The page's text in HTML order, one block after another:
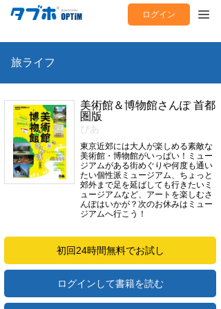
ログイン
旅ライフ
美術館＆博物館さんぽ 首都
圏版
ぴあ
東京近郊には大人が楽しめる素敵な
美術館・博物館がいっぱい！ミュー
ジアムがある街めぐりや何度も通い
たい個性派ミュージアム、ちょっと
郊外まで足を延ばしても行きたいミ
ュージアムなど、アートを楽しむさ
んぽはいかが？次のお休みはミュー
ジアムへ行こう！
初回24時間無料でお試し
ログインして書籍を読む